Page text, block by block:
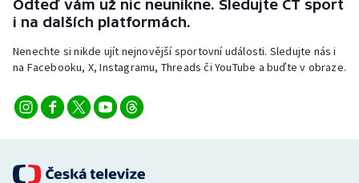
Odteď vám už nic neunikne. Sledujte ČT sport
i na dalších platformách.
Nenechte si nikde ujít nejnovější sportovní události. Sledujte nás i
na Facebooku, X, Instagramu, Threads či YouTube a buďte v obraze.